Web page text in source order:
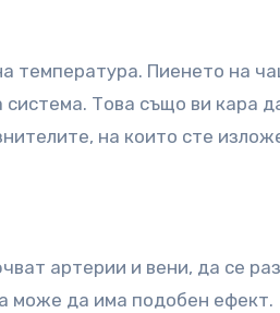
температура. Пиенето на
Това също ви кара
на които сте
артерии и вени, да се
може да има подобен ефект.